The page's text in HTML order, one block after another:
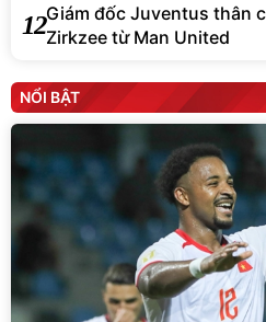
12Giám đốc Juventus thân
Zirkzee từ Man United
NỔI BẬT